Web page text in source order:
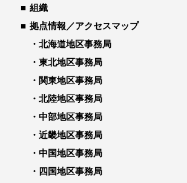
組織
拠点情報／アクセスマップ
北海道地区事務局
東北地区事務局
関東地区事務局
北陸地区事務局
中部地区事務局
近畿地区事務局
中国地区事務局
四国地区事務局